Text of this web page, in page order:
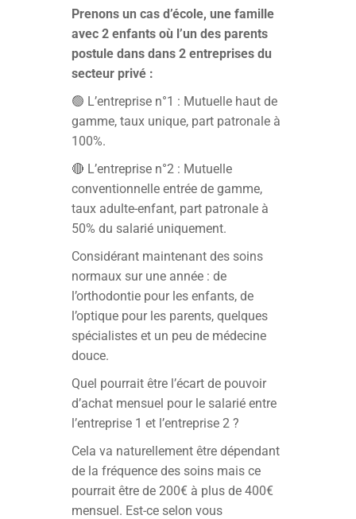
Prenons un cas d’école, une famille
avec 2 enfants où l’un des parents
postule dans dans 2 entreprises du
secteur privé :
🟢 L’entreprise n°1 : Mutuelle haut de
gamme, taux unique, part patronale à
100%.
🔴 L’entreprise n°2 : Mutuelle
conventionnelle entrée de gamme,
taux adulte-enfant, part patronale à
50% du salarié uniquement.
Considérant maintenant des soins
normaux sur une année : de
l’orthodontie pour les enfants, de
l’optique pour les parents, quelques
spécialistes et un peu de médecine
douce.
Quel pourrait être l’écart de pouvoir
d’achat mensuel pour le salarié entre
l’entreprise 1 et l’entreprise 2 ?
Cela va naturellement être dépendant
de la fréquence des soins mais ce
pourrait être de 200€ à plus de 400€
mensuel. Est-ce selon vous